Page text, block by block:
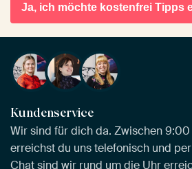
Ja, ich möchte kostenfrei Tipps
Kundenservice
Wir sind für dich da. Zwischen
erreichst du uns telefonisch und
Chat sind wir rund um die Uhr